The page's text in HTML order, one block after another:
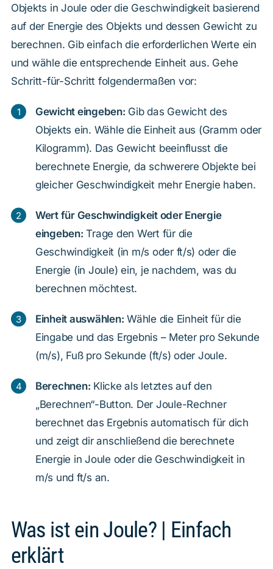
Objekts in Joule oder die Geschwindigkeit basierend
auf der Energie des Objekts und dessen Gewicht zu
berechnen. Gib einfach die erforderlichen Werte ein
und wähle die entsprechende Einheit aus. Gehe
Schritt-für-Schritt folgendermaßen vor:
Gewicht eingeben: Gib das Gewicht des
Objekts ein. Wähle die Einheit aus (Gramm oder
Kilogramm). Das Gewicht beeinflusst die
berechnete Energie, da schwerere Objekte bei
gleicher Geschwindigkeit mehr Energie haben.
Wert für Geschwindigkeit oder Energie
eingeben: Trage den Wert für die
Geschwindigkeit (in m/s oder ft/s) oder die
Energie (in Joule) ein, je nachdem, was du
berechnen möchtest.
Einheit auswählen: Wähle die Einheit für die
Eingabe und das Ergebnis – Meter pro Sekunde
(m/s), Fuß pro Sekunde (ft/s) oder Joule.
Berechnen: Klicke als letztes auf den
„Berechnen“-Button. Der Joule-Rechner
berechnet das Ergebnis automatisch für dich
und zeigt dir anschließend die berechnete
Energie in Joule oder die Geschwindigkeit in
m/s und ft/s an.
Was ist ein Joule? | Einfach
erklärt